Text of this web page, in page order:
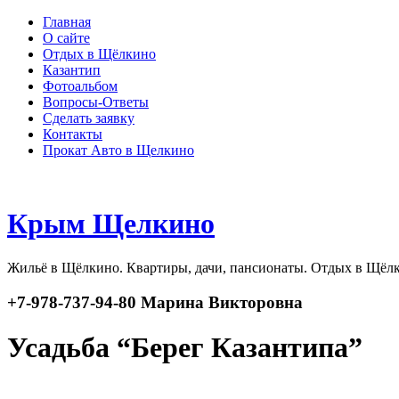
Главная
О сайте
Отдых в Щёлкино
Казантип
Фотоальбом
Вопросы-Ответы
Сделать заявку
Контакты
Прокат Авто в Щелкино
Крым Щелкино
Жильё в Щёлкино. Квартиры, дачи, пансионаты. Отдых в
+7-978-737-94-80 Марина Викторовна
Усадьба “Берег Казантипа”